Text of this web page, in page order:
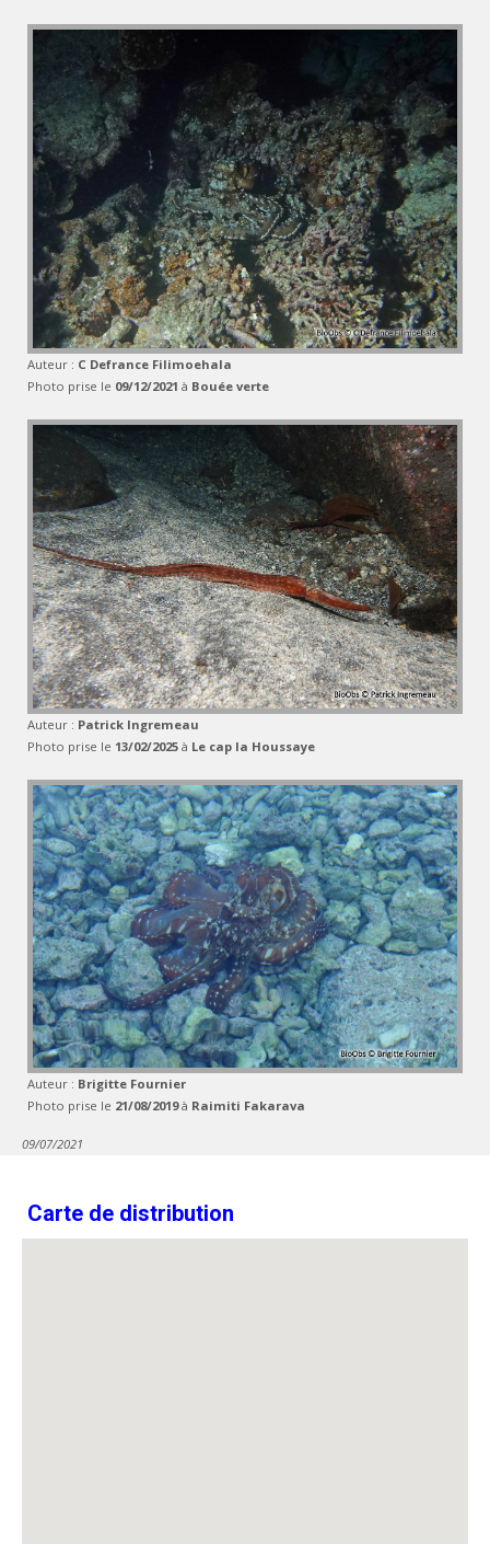
Auteur : C Defrance Filimoehala
Photo prise le 09/12/2021 à Bouée verte
Auteur : Patrick Ingremeau
Photo prise le 13/02/2025 à Le cap la Houssaye
Auteur : Brigitte Fournier
Photo prise le 21/08/2019à Raimiti Fakarava
09/07/2021
Carte de distribution